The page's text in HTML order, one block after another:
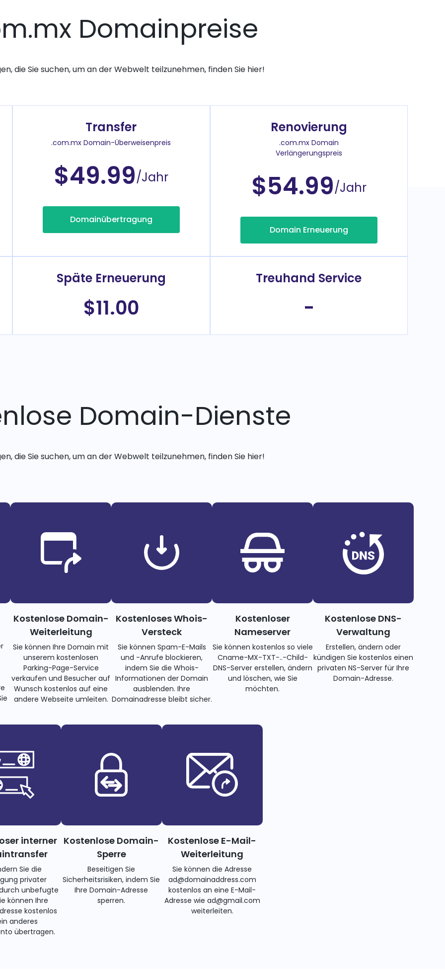
Domainpreise
die Sie suchen, um an der Webwelt teilzunehmen, finden Sie hier!
Transfer
.com.mx Domain-Überweisenpreis
$49.99/Jahr
Domainübertragung
Renovierung
.com.mx Domain
Verlängerungspreis
$54.99/Jahr
Domain Erneuerung
Späte Erneuerung
$11.00
Treuhand Service
-
Domain-Dienste
die Sie suchen, um an der Webwelt teilzunehmen, finden Sie hier!
Kostenlose Domain-
Weiterleitung
Sie können Ihre Domain mit
unserem kostenlosen
Parking-Page-Service
verkaufen und Besucher auf
Wunsch kostenlos auf eine
andere Webseite umleiten.
Kostenloses Whois-
Versteck
Sie können Spam-E-Mails
und -Anrufe blockieren,
indem Sie die Whois-
Informationen der Domain
ausblenden. Ihre
Domainadresse bleibt sicher.
Kostenloser
Nameserver
Sie können kostenlos so viele
Cname-MX-TXT-..-Child-
DNS-Server erstellen, ändern
und löschen, wie Sie
möchten.
Kostenlose DNS-
Verwaltung
Erstellen, ändern oder
kündigen Sie kostenlos einen
privaten NS-Server für Ihre
Domain-Adresse.
interner
Sie die
privater
unbefugte
können Ihre
kostenlos
anderes
übertragen.
Kostenlose Domain-
Sperre
Beseitigen Sie
Sicherheitsrisiken, indem Sie
Ihre Domain-Adresse
sperren.
Kostenlose E-Mail-
Weiterleitung
Sie können die Adresse
ad@domainaddress.com
kostenlos an eine E-Mail-
Adresse wie ad@gmail.com
weiterleiten.